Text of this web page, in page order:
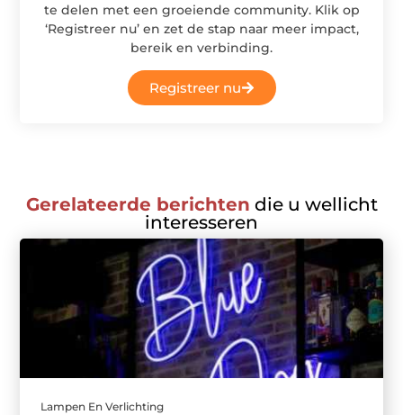
te delen met een groeiende community. Klik op
‘Registreer nu’ en zet de stap naar meer impact,
bereik en verbinding.
Registreer nu
Gerelateerde berichten die u wellicht
interesseren
Lampen En Verlichting